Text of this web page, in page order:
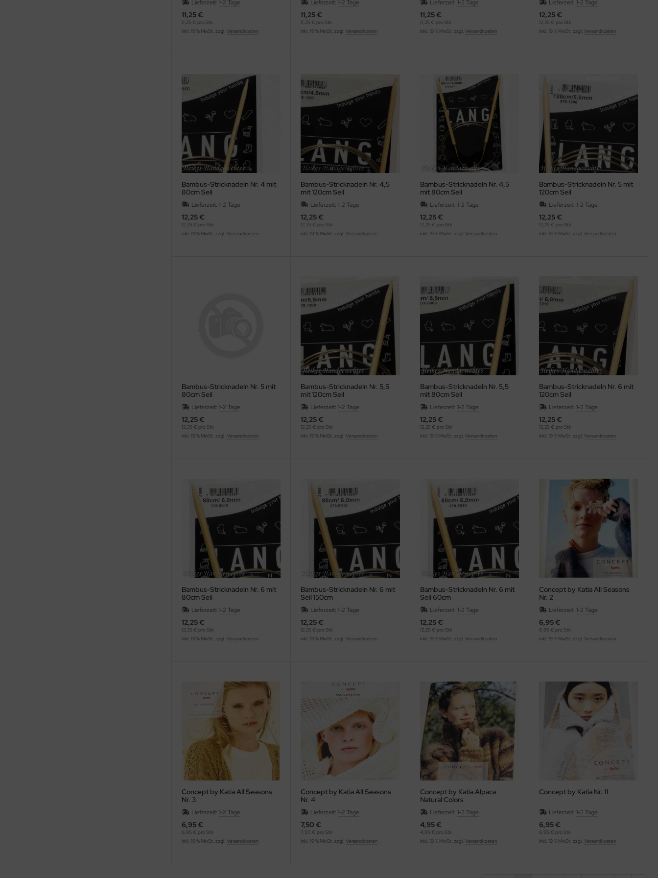
Lieferzeit: 1-2 Tage
11,25 €
11,25 € pro Stk
inkl. 19 % MwSt. zzgl. Versandkosten
Lieferzeit:1-2 Tage
11,25 €
11,25 € pro Stk
inkl. 19 % MwSt. zzgl.Versandkosten
Lieferzeit: 1-2 Tage
11,25 €
11,25 € pro Stk
inkl. 19 % MwSt. zzgl. Versandkosten
Lieferzeit: 1-2 Tage
12,25 €
12,25 € pro Stk
inkl. 19 % MwSt. zzgl. Versandkosten
Bambus-Stricknadeln Nr. 4 mit
80cm Seil
Lieferzeit: 1-2 Tage
12,25 €
12,25 € pro Stk
inkl. 19 % MwSt. zzgl. Versandkosten
Bambus-Stricknadeln Nr. 4,5
mit 120cm Seil
Lieferzeit:1-2 Tage
12,25 €
12,25 € pro Stk
inkl. 19 % MwSt. zzgl.Versandkosten
Bambus-Stricknadeln Nr. 4,5
mit 80cm Seil
Lieferzeit: 1-2 Tage
12,25 €
12,25 € pro Stk
inkl. 19 % MwSt. zzgl. Versandkosten
Bambus-Stricknadeln Nr. 5 mit
120cm Seil
Lieferzeit: 1-2 Tage
12,25 €
12,25 € pro Stk
inkl. 19 % MwSt. zzgl. Versandkosten
Bambus-Stricknadeln Nr. 5 mit
80cm Seil
Lieferzeit: 1-2 Tage
12,25 €
12,25 € pro Stk
inkl. 19 % MwSt. zzgl. Versandkosten
Bambus-Stricknadeln Nr. 5,5
mit 120cm Seil
Lieferzeit:1-2 Tage
12,25 €
12,25 € pro Stk
inkl. 19 % MwSt. zzgl.Versandkosten
Bambus-Stricknadeln Nr. 5,5
mit 80cm Seil
Lieferzeit: 1-2 Tage
12,25 €
12,25 € pro Stk
inkl. 19 % MwSt. zzgl. Versandkosten
Bambus-Stricknadeln Nr. 6 mit
120cm Seil
Lieferzeit: 1-2 Tage
12,25 €
12,25 € pro Stk
inkl. 19 % MwSt. zzgl. Versandkosten
Bambus-Stricknadeln Nr. 6 mit
80cm Seil
Lieferzeit: 1-2 Tage
12,25 €
12,25 € pro Stk
inkl. 19 % MwSt. zzgl. Versandkosten
Bambus-Stricknadeln Nr. 6 mit
Seil 150cm
Lieferzeit:1-2 Tage
12,25 €
12,25 € pro Stk
inkl. 19 % MwSt. zzgl.Versandkosten
Bambus-Stricknadeln Nr. 6 mit
Seil 60cm
Lieferzeit: 1-2 Tage
12,25 €
12,25 € pro Stk
inkl. 19 % MwSt. zzgl. Versandkosten
Concept by Katia All Seasons
Nr. 2
Lieferzeit: 1-2 Tage
6,95 €
6,95 € pro Stk
inkl. 19 % MwSt. zzgl. Versandkosten
Concept by Katia All Seasons
Nr. 3
Lieferzeit: 1-2 Tage
6,95 €
6,95 € pro Stk
inkl. 19 % MwSt. zzgl. Versandkosten
Concept by Katia All Seasons
Nr. 4
Lieferzeit:1-2 Tage
7,50 €
7,50 € pro Stk
inkl. 19 % MwSt. zzgl.Versandkosten
Concept by Katia Alpaca
Natural Colors
Lieferzeit: 1-2 Tage
4,95 €
4,95 € pro Stk
inkl. 19 % MwSt. zzgl. Versandkosten
Concept by Katia Nr. 11
Lieferzeit: 1-2 Tage
6,95 €
6,95 € pro Stk
inkl. 19 % MwSt. zzgl. Versandkosten